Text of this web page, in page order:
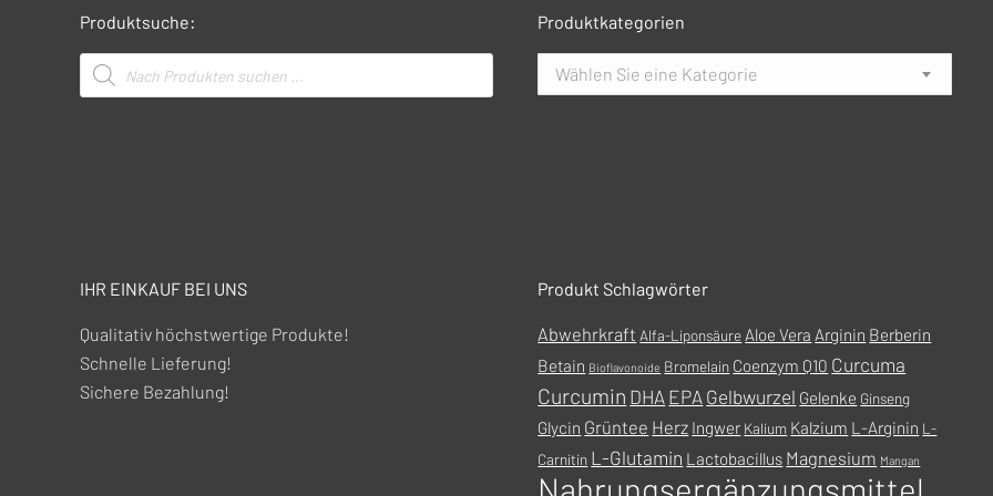
Produktsuche:
Products
search
Produktkategorien
Wählen Sie eine Kategorie
IHR EINKAUF BEI UNS
Qualitativ höchstwertige Produkte!
Schnelle Lieferung!
Sichere Bezahlung!
Produkt Schlagwörter
Abwehrkraft Alfa-Liponsäure Aloe Vera Arginin Berberin
Betain Bioflavonoide Bromelain Coenzym Q10 Curcuma
Curcumin DHA EPA Gelbwurzel Gelenke Ginseng
Glycin Grüntee Herz Ingwer Kalium Kalzium L-Arginin L-
Carnitin L-Glutamin Lactobacillus Magnesium Mangan